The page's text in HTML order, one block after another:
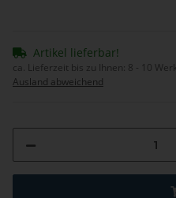
Artikel lieferbar!
ca. Lieferzeit bis zu Ihnen: 8 - 10
Ausland abweichend